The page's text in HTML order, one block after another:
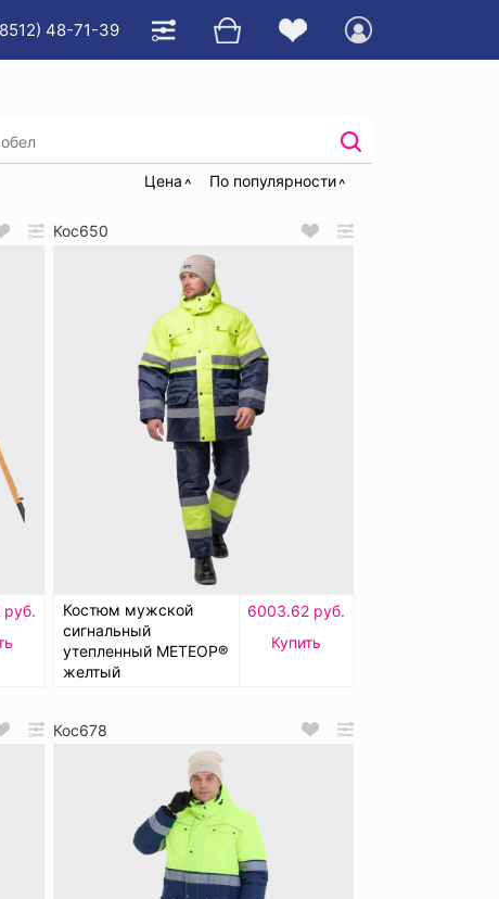
48-71-39
Цена По популярности
Кос650
Костюм мужской
сигнальный
утепленный МЕТЕОР®
желтый
6003.62 руб.
Купить
Кос678